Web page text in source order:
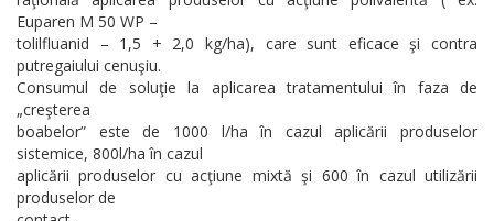
Euparen M 50 WP –
tolilfluanid – 1,5 + 2,0 kg/ha), care sunt eficace şi contra
putregaiului cenuşiu.
Consumul de soluţie la aplicarea tratamentului în faza de
„creşterea
boabelor” este de 1000 l/ha în cazul aplicării produselor
sistemice, 800l/ha în cazul
aplicării produselor cu acţiune mixtă şi 600 în cazul utilizării
produselor de